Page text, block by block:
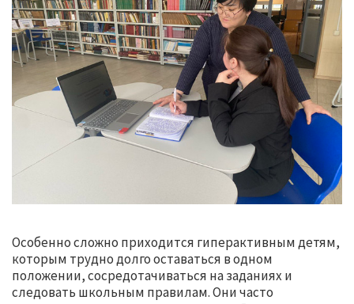
Особенно сложно приходится гиперактивным детям,
которым трудно долго оставаться в одном
положении, сосредотачиваться на заданиях и
следовать школьным правилам. Они часто